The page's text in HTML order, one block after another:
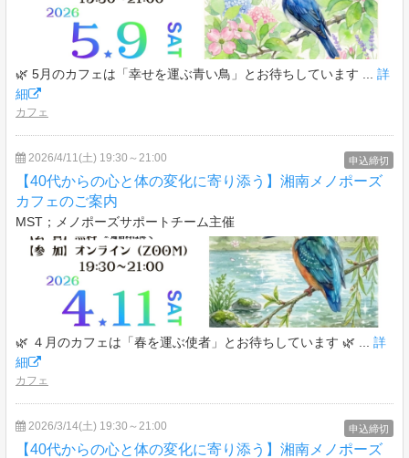
🌿 5月のカフェは「幸せを運ぶ青い鳥」とお待ちしています ... 詳
細
カフェ
申込締切
2026/4/11(土) 19:30～21:00
【40代からの心と体の変化に寄り添う】湘南メノポーズ
カフェのご案内
MST；メノポーズサポートチーム主催
🌿 ４月のカフェは「春を運ぶ使者」とお待ちしています 🌿 ... 詳
細
カフェ
申込締切
2026/3/14(土) 19:30～21:00
【40代からの心と体の変化に寄り添う】湘南メノポーズ